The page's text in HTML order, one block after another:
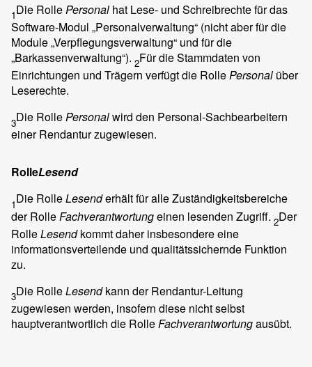
1Die RollePersonal hat Lese- und Schreibrechte für das
Software-Modul „Personalverwaltung“ (nicht aber für die
Module „Verpflegungsverwaltung“ und für die
„Barkassenverwaltung“). 2Für die Stammdaten von
Einrichtungen und Trägern verfügt die RollePersonal über
Leserechte.
3Die RollePersonalwird den Personal-Sachbearbeitern
einer Rendantur zugewiesen.
RolleLesend
1Die RolleLesenderhält für alle Zuständigkeitsbereiche
der Rolle Fachverantwortungeinen lesenden Zugriff. 2Der
RolleLesendkommt daher insbesondere eine
informationsverteilende und qualitätssichernde Funktion
zu.
3Die RolleLesendkann der Rendantur-Leitung
zugewiesen werden, insofern diese nicht selbst
hauptverantwortlich die RolleFachverantwortungausübt.